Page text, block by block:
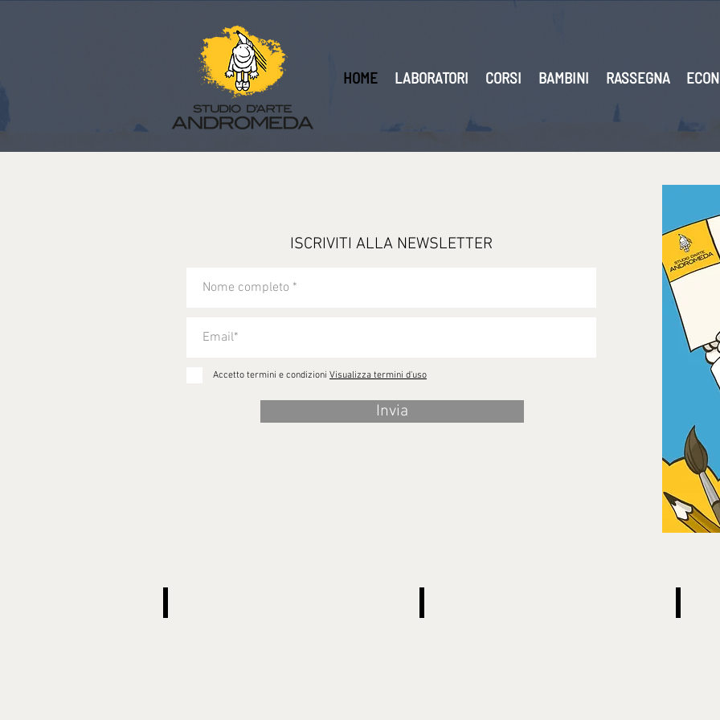
HOME LABORATORI CORSI BAMBINI RASSEGNA
ISCRIVITI ALLA NEWSLETTER
Accetto termini e condizioni Visualizza termini d'uso
Invia